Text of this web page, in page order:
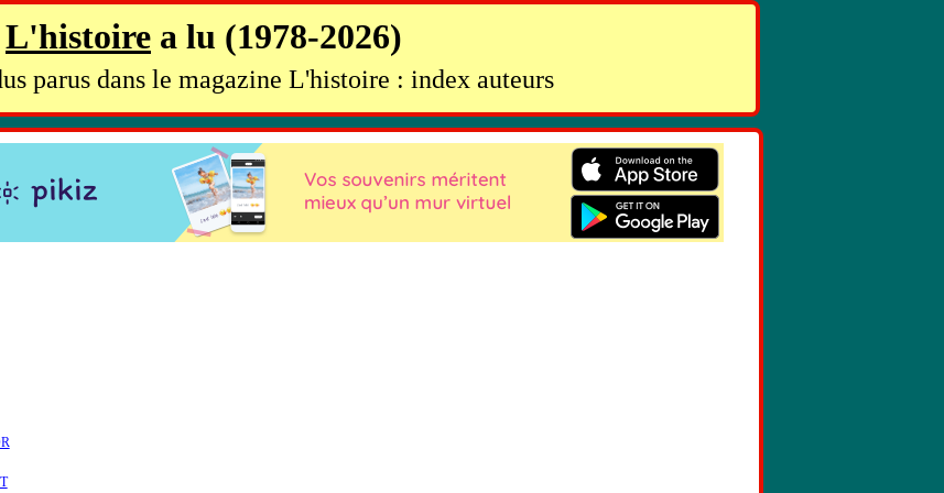
L'histoire a lu (1978-2026)
parus dans le magazine L'histoire : index auteurs